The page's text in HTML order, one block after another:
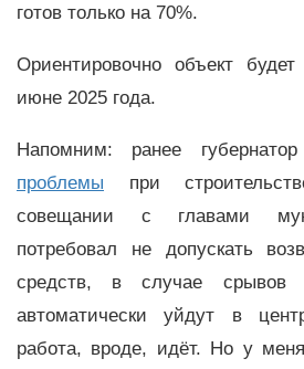
готов только на 70%.
Ориентировочно объект
июне 2025 года.
Напомним: ранее
проблемы при
совещании с главами
потребовал не допускать
средств, в случае срывов
автоматически уйдут в
работа, вроде, идёт. Но у